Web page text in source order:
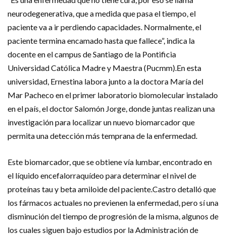
neurodegenerativa, que a medida que pasa el tiempo, el
paciente va a ir perdiendo capacidades. Normalmente, el
paciente termina encamado hasta que fallece”, indica la
docente en el campus de Santiago de la Pontificia
Universidad Católica Madre y Maestra (Pucmm).En esta
universidad, Ernestina labora junto a la doctora María del
Mar Pacheco en el primer laboratorio biomolecular instalado
en el país, el doctor Salomón Jorge, donde juntas realizan una
investigación para localizar un nuevo biomarcador que
permita una detección más temprana de la enfermedad.
Este biomarcador, que se obtiene vía lumbar, encontrado en
el líquido encefalorraquídeo para determinar el nivel de
proteínas tau y beta amiloide del paciente.Castro detalló que
los fármacos actuales no previenen la enfermedad, pero sí una
disminución del tiempo de progresión de la misma, algunos de
los cuales siguen bajo estudios por la Administración de